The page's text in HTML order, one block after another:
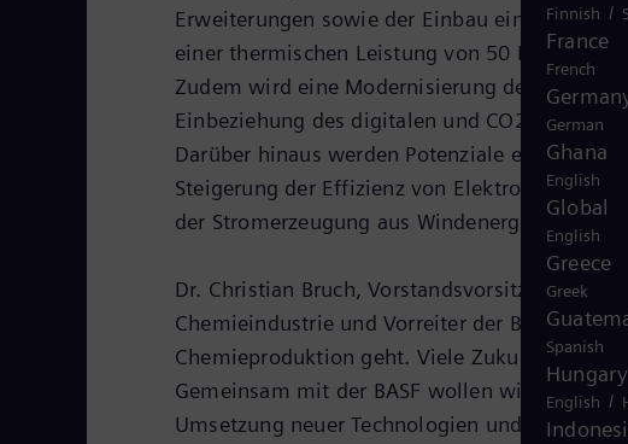
Erweiterungen sowie der Einbau einer
einer thermischen Leistung von 50
Zudem wird eine Modernisierung des
Einbeziehung des digitalen und CO2-
Darüber hinaus werden Potenziale einer
Steigerung der Effizienz von
der Stromerzeugung aus Windenergie geprüft.
Dr. Christian Bruch, Vorstandsvorsitzender
Chemieindustrie und Vorreiter der Branche,
Chemieproduktion geht. Viele
Gemeinsam mit der BASF wollen wir die
Umsetzung neuer Technologien und
Finnish /
France
French
German
Ghana
English
Global
English
Greece
Greek
Spanish
Hungary
English /